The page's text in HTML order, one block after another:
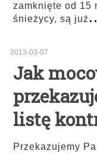
zamknięte od 15
śnieżycy, są już
2013-03-07
Jak
listę
Przekazujemy